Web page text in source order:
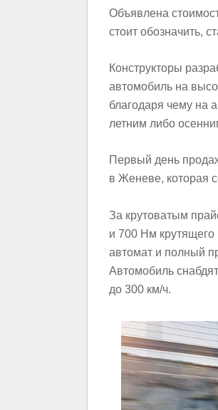
Объявлена
стоит обозначить,
Конструкторы
автомобиль на
благодаря чему на
летним либо
Первый день
в Женеве, которая
За крутоватым
и 700 Нм
автомат и полный
Автомобиль
до 300 км/ч.